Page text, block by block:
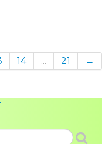
14 ... 21 →